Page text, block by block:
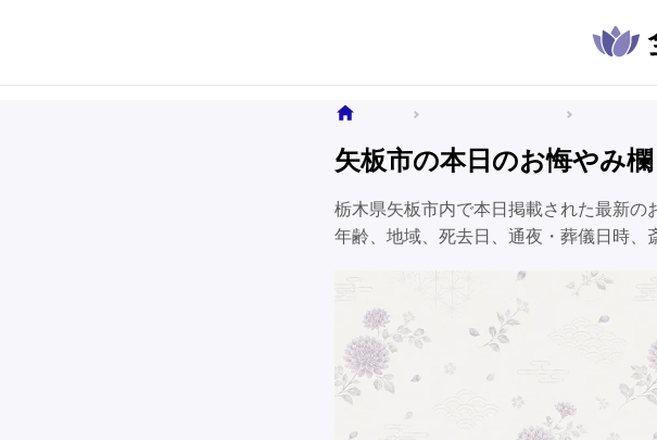
矢板市の本日のお悔やみ
栃木県矢板市内で本日掲載された最新の
年齢、地域、死去日、通夜・葬儀日時、